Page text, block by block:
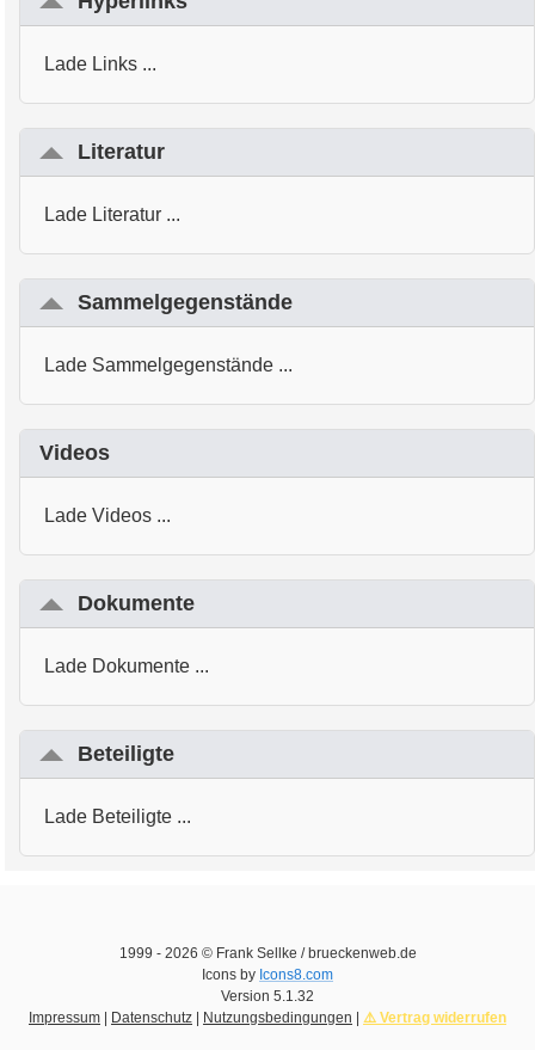
Lade Links ...
Literatur
Lade Literatur ...
Sammelgegenstände
Lade Sammelgegenstände ...
Videos
Lade Videos ...
Dokumente
Lade Dokumente ...
Beteiligte
Lade Beteiligte ...
1999 - 2026 © Frank Sellke / brueckenweb.de
Icons by Icons8.com
Version 5.1.32
Impressum
Datenschutz Nutzungsbedingungen ⚠️ Vertrag widerrufen